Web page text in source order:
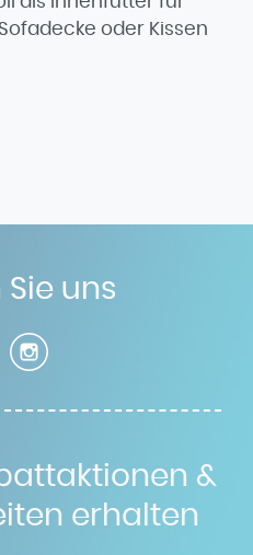
oder Kissen
Sie uns
&
erhalten